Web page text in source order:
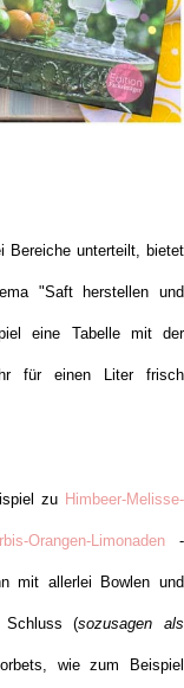
Bereiche unterteilt, bietet
"Saft herstellen und
eine Tabelle mit der
für einen Liter frisch
zu Himbeer-Melisse-
Orangen-Limonaden -
mit allerlei Bowlen und
(sozusagen als
wie zum Beispiel